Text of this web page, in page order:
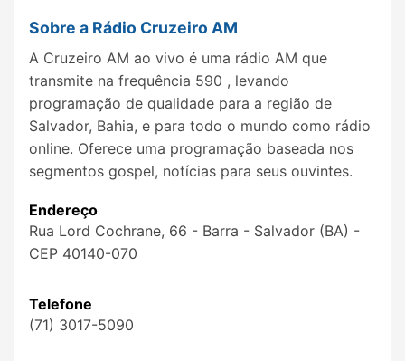
Sobre a Rádio Cruzeiro AM
A Cruzeiro AM ao vivo é uma rádio AM que
transmite na frequência 590 , levando
programação de qualidade para a região de
Salvador, Bahia, e para todo o mundo como rádio
online. Oferece uma programação baseada nos
segmentos gospel, notícias para seus ouvintes.
Endereço
Rua Lord Cochrane, 66 - Barra - Salvador (BA) -
CEP 40140-070
Telefone
(71) 3017-5090